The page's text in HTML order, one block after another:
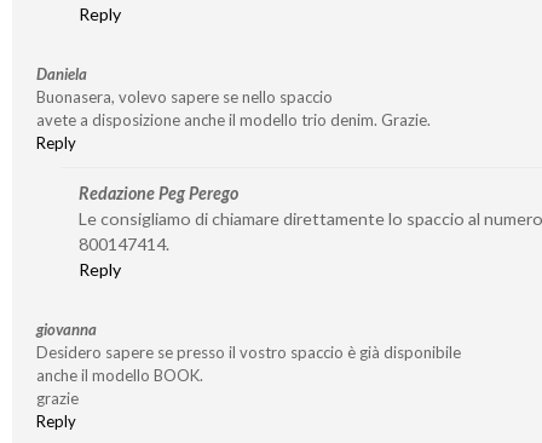
Reply
Daniela
Buonasera, volevo sapere se nello spaccio
avete a disposizione anche il modello trio denim. Grazie.
Reply
Redazione Peg Perego
Le consigliamo di chiamare direttamente lo spaccio al
800147414.
Reply
giovanna
Desidero sapere se presso il vostro spaccio è già disponibile
anche il modello BOOK.
grazie
Reply